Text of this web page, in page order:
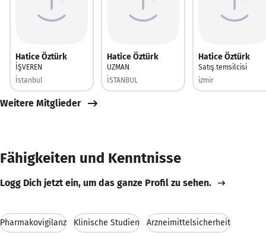
Hatice Öztürk
İŞVEREN
İstanbul
Hatice Öztürk
UZMAN
İSTANBUL
Hatice Öztürk
Satış temsilcisi
izmir
Weitere Mitglieder
Fähigkeiten und Kenntnisse
Logg Dich jetzt ein, um das ganze Profil zu sehen.
Pharmakovigilanz Klinische Studien Arzneimittelsicherheit